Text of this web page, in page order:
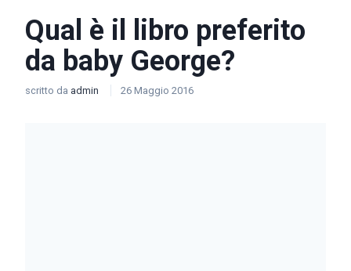
Qual è il libro preferito
da baby George?
scritto da admin 26 Maggio 2016